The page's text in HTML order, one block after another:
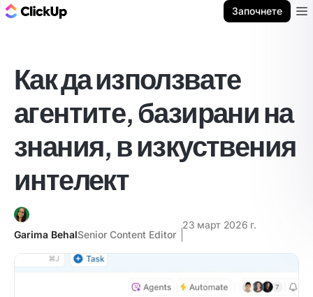
Започнете
Как да използвате
агентите, базирани на
знания, в изкуствения
интелект
Garima BehalSenior Content Editor
23 март 2026 г.